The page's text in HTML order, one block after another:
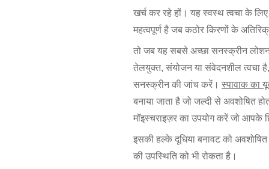
खर्च कर रहे हों। यह स्वस्थ त्वचा के लिए
महत्वपूर्ण है जब कठोर किरणों के
तो जब यह सबसे अच्छा सनस्क्रीन
तेलयुक्त, संयोजन या संवेदनशील त्वचा
सनस्क्रीन की जांच करें। स्पावाक का
बनाया जाता है जो जल्दी से अवशोषित
मॉइस्चराइज़र का उपयोग करें जो आपके
इसकी हल्के दूधिया बनावट को
की उपस्थिति को भी रोकता है।